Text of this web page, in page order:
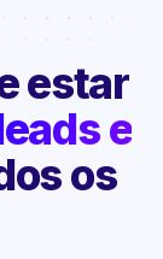
estar
e
os